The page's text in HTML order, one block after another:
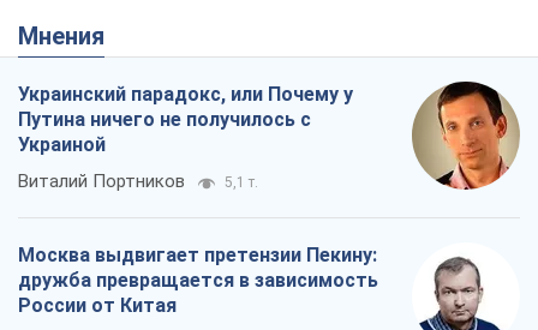
Мнения
Украинский парадокс, или Почему у
Путина ничего не получилось с
Украиной
Виталий Портников 5,1 т.
Москва выдвигает претензии Пекину:
дружба превращается в зависимость
России от Китая